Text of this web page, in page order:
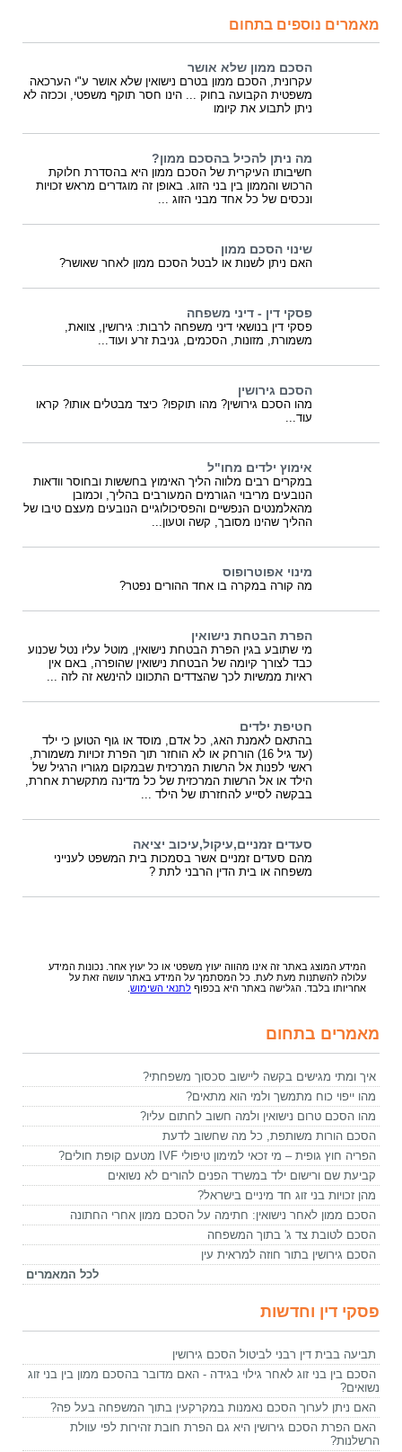
מאמרים נוספים בתחום
הסכם ממון שלא אושר
עקרונית, הסכם ממון בטרם נישואין שלא אושר ע"י הערכאה
משפטית הקבועה בחוק ... הינו חסר תוקף משפטי, וככזה לא
ניתן לתבוע את קיומו
מה ניתן להכיל בהסכם ממון?
חשיבותו העיקרית של הסכם ממון היא בהסדרת חלוקת
הרכוש והממון בין בני הזוג. באופן זה מוגדרים מראש זכויות
ונכסים של כל אחד מבני הזוג ...
שינוי הסכם ממון
האם ניתן לשנות או לבטל הסכם ממון לאחר שאושר?
פסקי דין - דיני משפחה
פסקי דין בנושאי דיני משפחה לרבות: גירושין, צוואת,
משמורת, מזונות, הסכמים, גניבת זרע ועוד...
הסכם גירושין
מהו הסכם גירושין? מהו תוקפו? כיצד מבטלים אותו? קראו
עוד...
אימוץ ילדים מחו"ל
במקרים רבים מלווה הליך האימוץ בחששות ובחוסר וודאות
הנובעים מריבוי הגורמים המעורבים בהליך, וכמובן
מהאלמנטים הנפשיים והפסיכולוגיים הנובעים מעצם טיבו של
ההליך שהינו מסובך, קשה וטעון...
מינוי אפוטרופוס
מה קורה במקרה בו אחד ההורים נפטר?
הפרת הבטחת נישואין
מי שתובע בגין הפרת הבטחת נישואין, מוטל עליו נטל שכנוע
כבד לצורך קיומה של הבטחת נישואין שהופרה, באם אין
ראיות ממשיות לכך שהצדדים התכוונו להינשא זה לזה ...
חטיפת ילדים
בהתאם לאמנת האג, כל אדם, מוסד או גוף הטוען כי ילד
(עד גיל 16) הורחק או לא הוחזר תוך הפרת זכויות משמורת,
ראשי לפנות אל הרשות המרכזית שבמקום מגוריו הרגיל של
הילד או אל הרשות המרכזית של כל מדינה מתקשרת אחרת,
בבקשה לסייע להחזרתו של הילד ...
סעדים זמניים,עיקול,עיכוב יציאה
מהם סעדים זמניים אשר בסמכות בית המשפט לענייני
משפחה או בית הדין הרבני לתת ?
המידע המוצג באתר זה אינו מהווה יעוץ משפטי או כל יעוץ אחר. נכונות המידע
עלולה להשתנות מעת לעת. כל המסתמך על המידע באתר עושה זאת על
אחריותו בלבד. הגלישה באתר היא בכפוף לתנאי השימוש
מאמרים בתחום
איך ומתי מגישים בקשה ליישוב סכסוך משפחתי?
מהו ייפוי כוח מתמשך ולמי הוא מתאים?
מהו הסכם טרום נישואין ולמה חשוב לחתום עליו?
הסכם הורות משותפת, כל מה שחשוב לדעת
הפריה חוץ גופית – מי זכאי למימון טיפולי IVF מטעם קופת חולים?
קביעת שם ורישום ילד במשרד הפנים להורים לא נשואים
מהן זכויות בני זוג חד מיניים בישראל?
הסכם ממון לאחר נישואין: חתימה על הסכם ממון אחרי החתונה
הסכם לטובת צד ג' בתוך המשפחה
הסכם גירושין בתור חוזה למראית עין
לכל המאמרים
פסקי דין וחדשות
תביעה בבית דין רבני לביטול הסכם גירושין
הסכם בין בני זוג לאחר גילוי בגידה - האם מדובר בהסכם ממון בין בני זוג
נשואים?
האם ניתן לערוך הסכם נאמנות במקרקעין בתוך המשפחה בעל פה?
האם הפרת הסכם גירושין היא גם הפרת חובת זהירות לפי עוולת
הרשלנות?